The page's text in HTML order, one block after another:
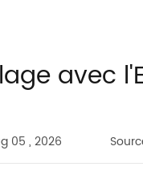
avec
05 , 2026